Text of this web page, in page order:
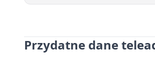
Przydatne dane